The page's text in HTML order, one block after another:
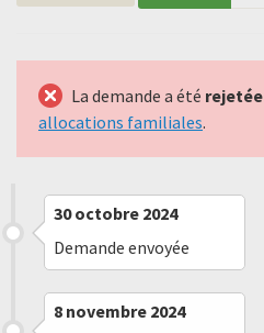
La demande a été rejetée
allocations familiales.
30 octobre 2024
Demande envoyée
8 novembre 2024